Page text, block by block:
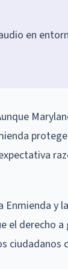
en
Enmienda y
el derecho a
ciudadanos